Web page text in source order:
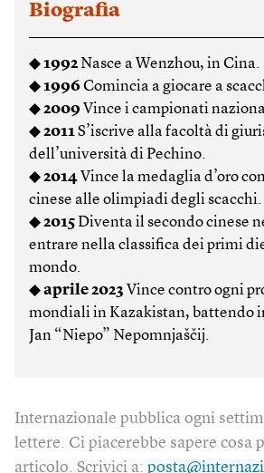
Biografia
◆1992 Nasce a Wenzhou, in Cina.
◆1996Comincia a giocare a
◆2009 Vince i campionati
◆2011S’iscrive alla facoltà di
dell’università di Pechino.
◆2014 Vince la medaglia d’oro
cinese alle olimpiadi degli scacchi.
◆2015Diventa il secondo cinese
entrare nella classifica dei primi
mondo.
◆aprile 2023 Vince contro ogni
mondiali in Kazakistan, battendo
Jan “Niepo” Nepomnjaščij.
Internazionale pubblica ogni
lettere. Ci piacerebbe sapere cosa
articolo. Scrivici a: